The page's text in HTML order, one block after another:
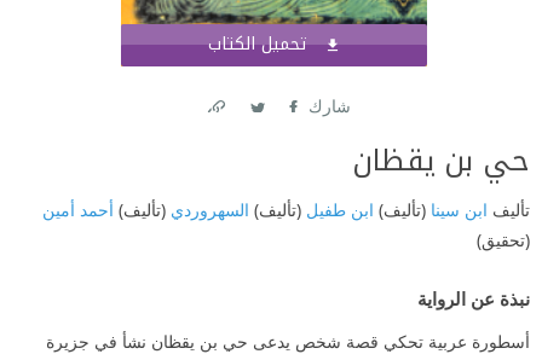
تحميل الكتاب
شارك
حي بن يقظان
تأليف ابن سينا (تأليف) ابن طفيل (تأليف) السهروردي (تأليف) أحمد أمين
(تحقيق)
نبذة عن الرواية
أسطورة عربية تحكي قصة شخص يدعى حي بن يقظان نشأ في جزيرة